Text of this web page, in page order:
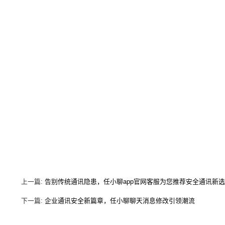
上一篇: 告别传统通讯隐患，任小聊app官网客服为您推荐安全通讯新
下一篇: 企业通讯安全新篇章，任小聊聊天消息修改引领潮流